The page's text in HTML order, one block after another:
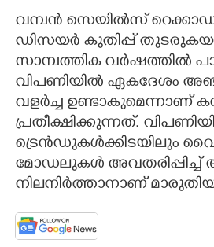
വമ്പൻ സെയിൽസ്
ഡിസയർ കുതിപ്പ്
സാമ്പത്തിക വർഷത്തിൽ
വിപണിയിൽ ഏകദേശം
വളർച്ച ഉണ്ടാകുമെന്നാണ്
പ്രതീക്ഷിക്കുന്നത്.
ട്രെൻഡുകൾക്കിടയിലും
മോഡലുകൾ അവതരിപ്പിച്ച്
നിലനിർത്താനാണ്